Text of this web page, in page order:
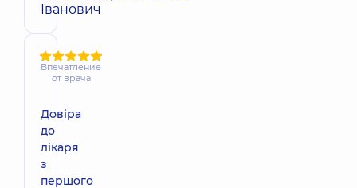
Іванович
Впечатление
от врача
Довіра
до
лікаря
з
першого